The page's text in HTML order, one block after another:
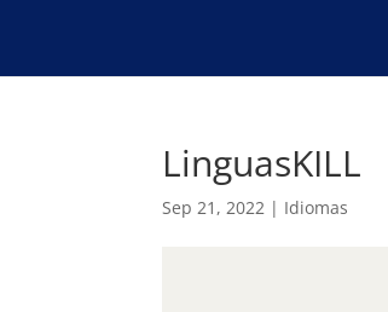
LinguasKILL
Sep 21, 2022 | Idiomas